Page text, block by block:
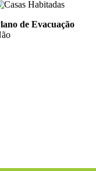
de Evacuação